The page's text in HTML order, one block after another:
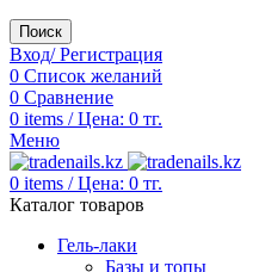
Поиск
Вход/ Регистрация
0 Список желаний
0 Сравнение
0 items / Цена: 0 тг.
Меню
0 items / Цена: 0 тг.
Каталог товаров
Гель-лаки
Базы и топы